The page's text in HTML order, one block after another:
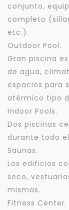
conjunto,
completo
etc.).
Outdoor Pool.
Gran piscina
de agua,
espacios para
atérmico tipo
Indoor Pools.
Dos piscinas
durante todo
Saunas.
Los edificios
seco,
mismas.
Fitness Center.